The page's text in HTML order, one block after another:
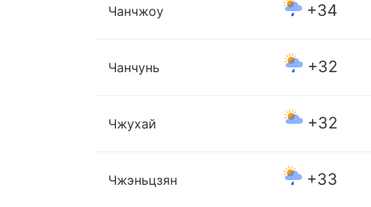
Чанчжоу +34
Чанчунь +32
Чжухай +32
Чжэньцзян +33